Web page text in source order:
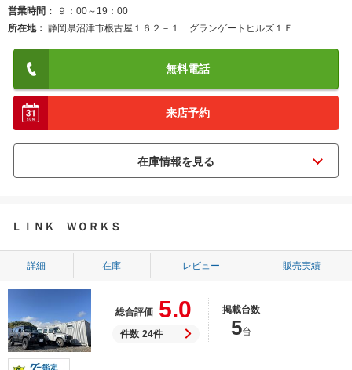
営業時間
９：00～19：00
所在地
静岡県沼津市根古屋１６２－１ グランゲートヒルズ１Ｆ
無料電話
来店予約
ＬＩＮＫ ＷＯＲＫＳ
詳細 在庫 レビュー 販売実績
総合評価 5.0
件数 24件
掲載台数
5台